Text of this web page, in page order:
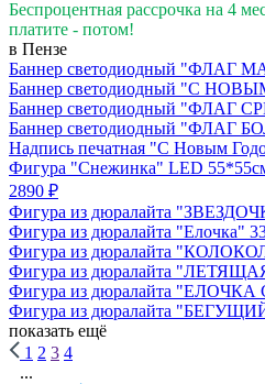
Беспроцентная рассрочка на 4
платите - потом!
в Пензе
Баннер светодиодный "ФЛАГ
Баннер светодиодный "С
Баннер светодиодный "ФЛАГ
Баннер светодиодный "ФЛАГ
Надпись печатная "С Новым
Фигура "Снежинка" LED
2890 ₽
Фигура из дюралайта
Фигура из дюралайта "Елочка"
Фигура из дюралайта
Фигура из дюралайта
Фигура из дюралайта
Фигура из дюралайта
показать ещё
1 2 3 4
...